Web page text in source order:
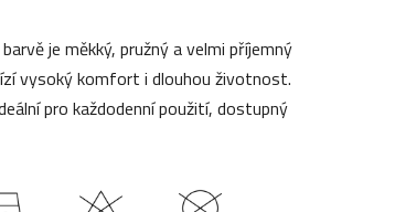
je měkký, pružný a velmi příjemný
vysoký komfort i dlouhou životnost.
pro každodenní použití, dostupný